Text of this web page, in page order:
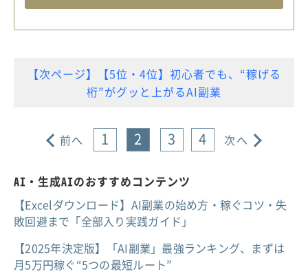
【次ページ】【5位・4位】初心者でも、“稼げる
桁”がグッと上がるAI副業
前へ 1 2 3 4 次へ
AI・生成AIのおすすめコンテンツ
【Excelダウンロード】AI副業の始め方・稼ぐコツ・失
敗回避まで「全部入り実践ガイド」
【2025年決定版】「AI副業」最強ランキング、まずは
月5万円稼ぐ“5つの最短ルート”